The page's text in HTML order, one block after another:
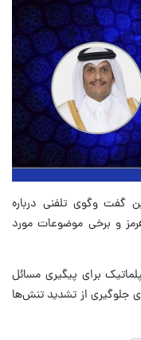
گفت وگوی تلفنی درباره
و برخی موضوعات مورد
برای پیگیری مسائل
جلوگیری از تشدید تنش‌ها